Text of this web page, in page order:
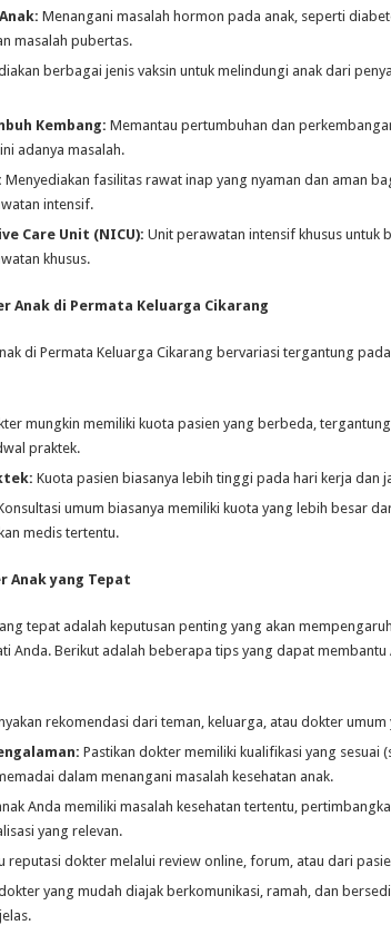
Menangani masalah hormon pada anak, seperti
masalah pubertas.
berbagai jenis vaksin untuk melindungi anak dari
Kembang: Memantau pertumbuhan dan
adanya masalah.
Menyediakan fasilitas rawat inap yang nyaman dan aman
intensif.
Care Unit (NICU): Unit perawatan intensif khusus untuk
khusus.
Anak di Permata Keluarga Cikarang
di Permata Keluarga Cikarang bervariasi tergantung
mungkin memiliki kuota pasien yang berbeda,
praktek.
Kuota pasien biasanya lebih tinggi pada hari kerja dan
umum biasanya memiliki kuota yang lebih besar
medis tertentu.
Anak yang Tepat
tepat adalah keputusan penting yang akan
Anda. Berikut adalah beberapa tips yang dapat
rekomendasi dari teman, keluarga, atau dokter umum
Pastikan dokter memiliki kualifikasi yang sesuai
dalam menangani masalah kesehatan anak.
Anda memiliki masalah kesehatan tertentu,
yang relevan.
reputasi dokter melalui review online, forum, atau dari
yang mudah diajak berkomunikasi, ramah, dan